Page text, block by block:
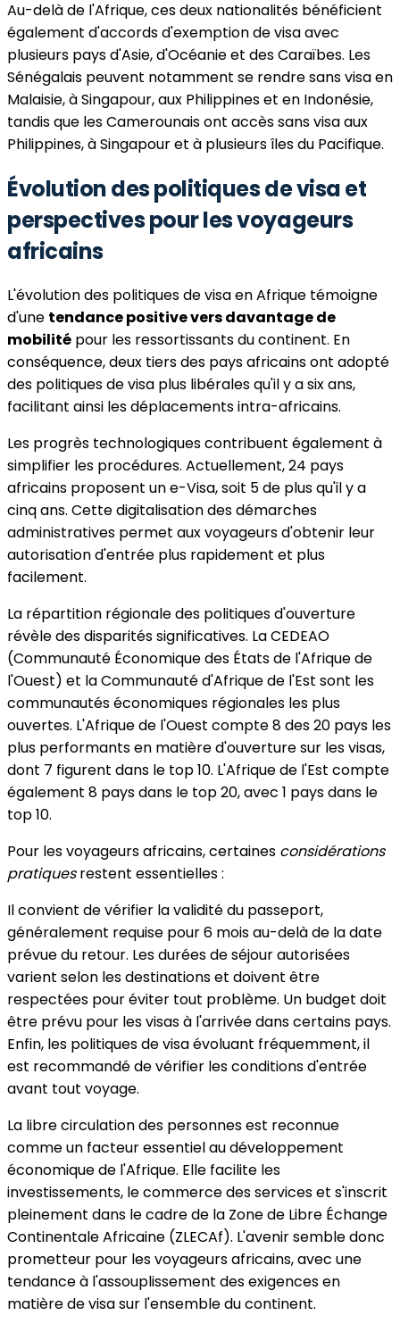
Au-delà de l'Afrique, ces deux nationalités bénéficient
également d'accords d'exemption de visa avec
plusieurs pays d'Asie, d'Océanie et des Caraïbes. Les
Sénégalais peuvent notamment se rendre sans visa en
Malaisie, à Singapour, aux Philippines et en Indonésie,
tandis que les Camerounais ont accès sans visa aux
Philippines, à Singapour et à plusieurs îles du Pacifique.
Évolution des politiques de visa et
perspectives pour les voyageurs
africains
L'évolution des politiques de visa en Afrique témoigne
d'une tendance positive vers davantage de
mobilité pour les ressortissants du continent. En
conséquence, deux tiers des pays africains ont adopté
des politiques de visa plus libérales qu'il y a six ans,
facilitant ainsi les déplacements intra-africains.
Les progrès technologiques contribuent également à
simplifier les procédures. Actuellement, 24 pays
africains proposent un e-Visa, soit 5 de plus qu'il y a
cinq ans. Cette digitalisation des démarches
administratives permet aux voyageurs d'obtenir leur
autorisation d'entrée plus rapidement et plus
facilement.
La répartition régionale des politiques d'ouverture
révèle des disparités significatives. La CEDEAO
(Communauté Économique des États de l'Afrique de
l'Ouest) et la Communauté d'Afrique de l'Est sont les
communautés économiques régionales les plus
ouvertes. L'Afrique de l'Ouest compte 8 des 20 pays les
plus performants en matière d'ouverture sur les visas,
dont 7 figurent dans le top 10. L'Afrique de l'Est compte
également 8 pays dans le top 20, avec 1 pays dans le
top 10.
Pour les voyageurs africains, certaines considérations
pratiquesrestent essentielles :
Il convient de vérifier la validité du passeport,
généralement requise pour 6 mois au-delà de la date
prévue du retour. Les durées de séjour autorisées
varient selon les destinations et doivent être
respectées pour éviter tout problème. Un budget doit
être prévu pour les visas à l'arrivée dans certains pays.
Enfin, les politiques de visa évoluant fréquemment, il
est recommandé de vérifier les conditions d'entrée
avant tout voyage.
La libre circulation des personnes est reconnue
comme un facteur essentiel au développement
économique de l'Afrique. Elle facilite les
investissements, le commerce des services et s'inscrit
pleinement dans le cadre de la Zone de Libre Échange
Continentale Africaine (ZLECAf). L'avenir semble donc
prometteur pour les voyageurs africains, avec une
tendance à l'assouplissement des exigences en
matière de visa sur l'ensemble du continent.